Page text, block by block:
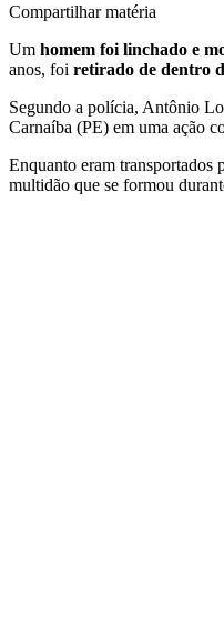
Compartilhar matéria
Um homem foi linchado e
anos, foi retirado de dentro
Segundo a polícia, Antônio
Carnaíba (PE) em uma ação
Enquanto eram transportados
multidão que se formou